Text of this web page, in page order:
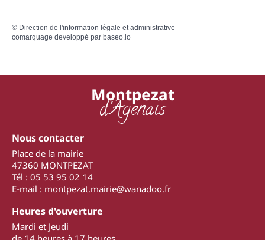
© Direction de l'information légale et administrative
comarquage developpé par baseo.io
Montpezat
d'Agenais
Nous contacter
Place de la mairie
47360 MONTPEZAT
Tél : 05 53 95 02 14
E-mail : montpezat.mairie@wanadoo.fr
Heures d'ouverture
Mardi et Jeudi